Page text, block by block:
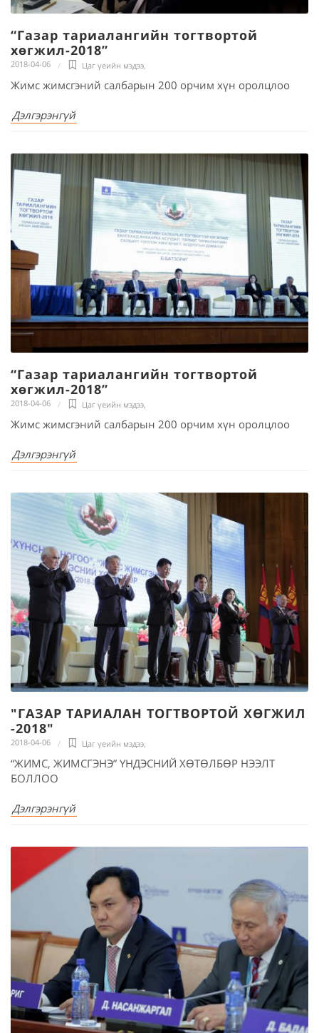
“Газар тариалангийн тогтвортой
хөгжил-2018”
2018-04-06 Цаг үеийн мэдээ,
Жимс жимсгэний салбарын 200 орчим хүн оролцлоо
Дэлгэрэнгүй
“Газар тариалангийн тогтвортой
хөгжил-2018”
2018-04-06 Цаг үеийн мэдээ,
Жимс жимсгэний салбарын 200 орчим хүн оролцлоо
Дэлгэрэнгүй
"ГАЗАР ТАРИАЛАН ТОГТВОРТОЙ ХӨГЖИЛ
-2018"
2018-04-06 Цаг үеийн мэдээ,
“ЖИМС, ЖИМСГЭНЭ” ҮНДЭСНИЙ ХӨТӨЛБӨР НЭЭЛТ
БОЛЛОО
Дэлгэрэнгүй